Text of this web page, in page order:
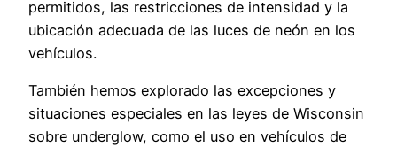
permitidos, las restricciones de intensidad y la
ubicación adecuada de las luces de neón en los
vehículos.
También hemos explorado las excepciones y
situaciones especiales en las leyes de Wisconsin
sobre underglow, como el uso en vehículos de